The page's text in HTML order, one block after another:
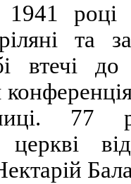
році
та
втечі
77
церкві